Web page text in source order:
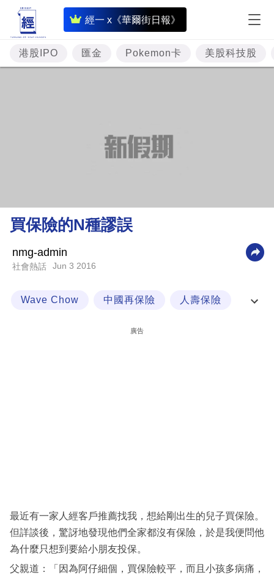
經一 x《華爾街日報》
即
時
財
經
理
財
業
閱
專
區
港股IPO 匯金 Pokemon卡 美股科技股
買保險的N種謬誤
nmg-admin
社會熱話 Jun 3 2016
Wave Chow 中國再保險 人壽保險
廣告
最近有一家人經客戶推薦找我，想給剛出生的兒子買保險。
但詳談後，驚訝地發現他們全家都沒有保險，於是我便問他
為什麼只想到要給小朋友投保。
父親道：「因為阿仔細個，買保險較平，而且小孩多病痛，